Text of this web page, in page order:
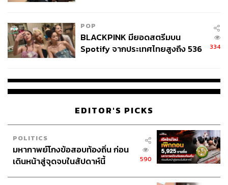
POP
BLACKPINK มียอดสตรีมบน
Spotify จากประเทศไทยสูงถึง 536
334
EDITOR'S PICKS
POLITICS
มหากาพย์โกงข้อสอบท้องถิ่น ก่อน
เดินหน้าสู่จุดจบในสัปดาห์นี้
590